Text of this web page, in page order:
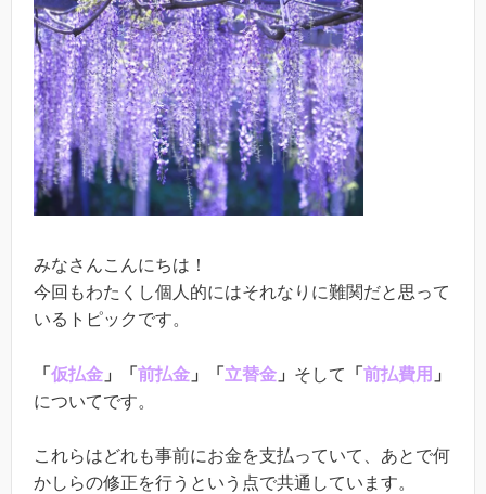
みなさんこんにちは！
今回もわたくし個人的にはそれなりに難関だと思って
いるトピックです。
「 仮払金 」「 前払金 」「 立替金 」 そして 「 前払費用 」
についてです。
これらはどれも事前にお金を支払っていて、あとで何
かしらの修正を行うという点で共通しています。